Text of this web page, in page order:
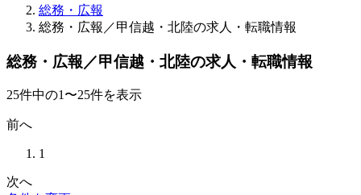
総務・広報
総務・広報／甲信越・北陸の求人・転職情報
総務・広報／甲信越・北陸の求人・転職情報
25件中の1〜25件を表示
前へ
1
次へ